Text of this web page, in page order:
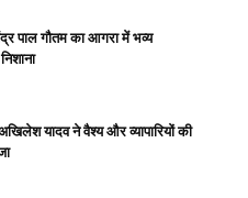
पाल गौतम का आगरा में भव्य
यादव ने वैश्य और व्यापारियों की